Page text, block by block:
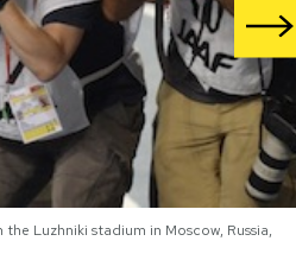
Luzhniki stadium in Moscow, Russia,